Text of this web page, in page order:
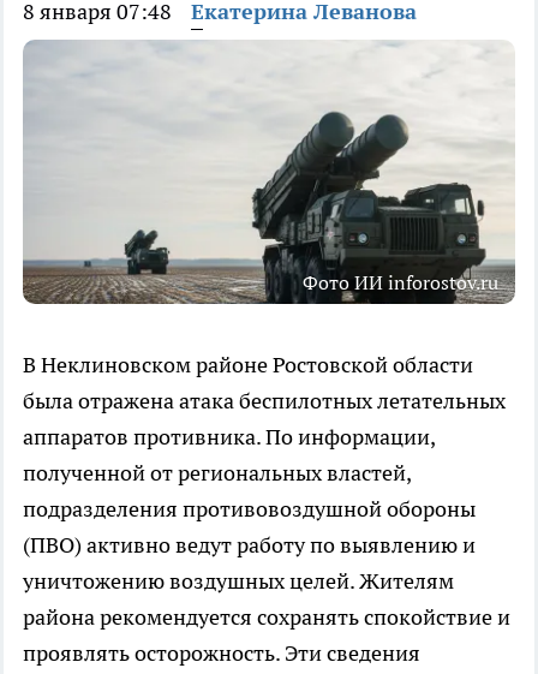
8 января 07:48 Екатерина Леванова
Фото ИИ inforostov.ru
В Неклиновском районе Ростовской области
была отражена атака беспилотных летательных
аппаратов противника. По информации,
полученной от региональных властей,
подразделения противовоздушной обороны
(ПВО) активно ведут работу по выявлению и
уничтожению воздушных целей. Жителям
района рекомендуется сохранять спокойствие и
проявлять осторожность. Эти сведения